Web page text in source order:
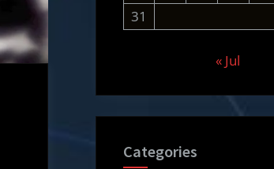
31
« Jul
Categories